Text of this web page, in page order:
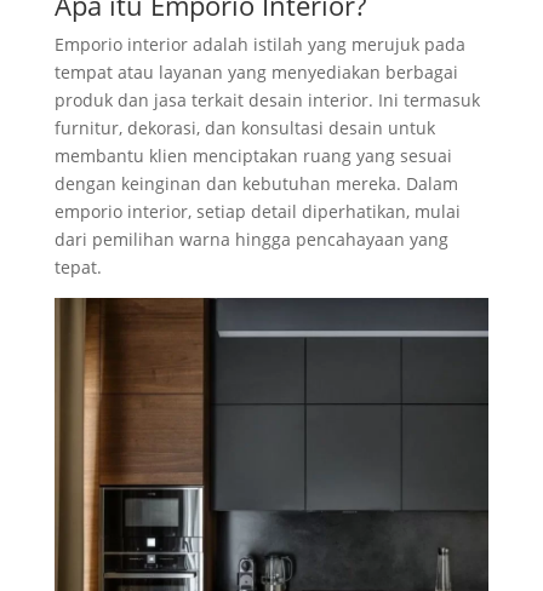
Emporio interior adalah istilah yang merujuk pada
tempat atau layanan yang menyediakan berbagai
produk dan jasa terkait desain interior. Ini termasuk
furnitur, dekorasi, dan konsultasi desain untuk
membantu klien menciptakan ruang yang sesuai
dengan keinginan dan kebutuhan mereka. Dalam
emporio interior, setiap detail diperhatikan, mulai
dari pemilihan warna hingga pencahayaan yang
tepat.